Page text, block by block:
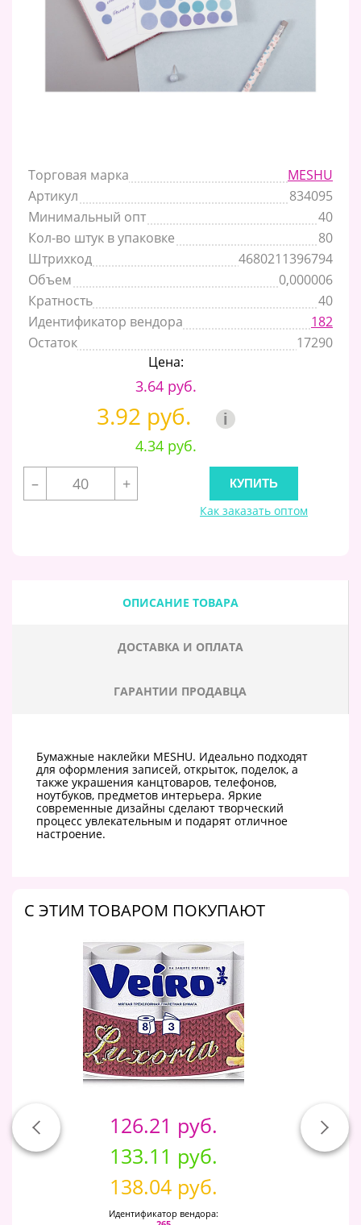
Торговая марка
MESHU
Артикул
834095
Минимальный опт
40
Кол-во штук в упаковке
80
Штрихкод
4680211396794
Объем
0,000006
Кратность
40
Идентификатор вендора
182
Остаток
17290
Цена:
3.64 руб.
3.92 руб. i
4.34 руб.
–
+
Как заказать оптом
ОПИСАНИЕ ТОВАРА
ДОСТАВКА И ОПЛАТА
ГАРАНТИИ ПРОДАВЦА
Бумажные наклейки MESHU. Идеально подходят
для оформления записей, открыток, поделок, а
также украшения канцтоваров, телефонов,
ноутбуков, предметов интерьера. Яркие
современные дизайны сделают творческий
процесс увлекательным и подарят отличное
настроение.
C ЭТИМ ТОВАРОМ ПОКУПАЮТ
126.21 руб.
133.11 руб.
138.04 руб.
Идентификатор вендора: